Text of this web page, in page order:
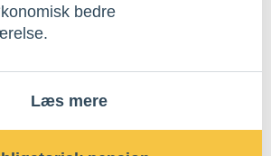
bedre
Læs mere